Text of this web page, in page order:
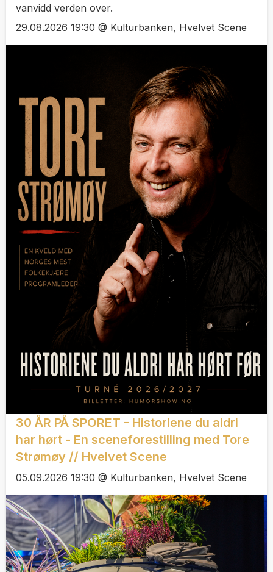
vanvidd verden over.
29.08.2026 19:30 @ Kulturbanken, Hvelvet Scene
30 ÅR PÅ SPORET - Historiene du aldri
har hørt - En sceneforestilling med Tore
Strømøy // Hvelvet Scene
05.09.2026 19:30 @ Kulturbanken, Hvelvet Scene